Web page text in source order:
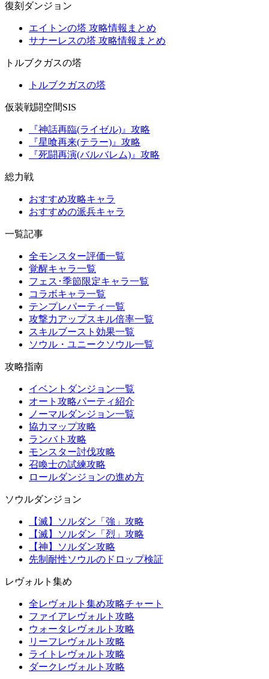
復刻ダンジョン
エイトンの塔 攻略情報まとめ
サナーレスの塔 攻略情報まとめ
トルブクガスの塔
トルブクガスの塔
仮装戦闘空間SIS
『神話再臨(ライゼル)』攻略
『星喰再来(テラー)』攻略
『死闘再演(バルバレム)』攻略
総力戦
おすすめ攻略キャラ
おすすめの派兵キャラ
一覧記事
全モンスター評価一覧
覚醒キャラ一覧
フェス･季節限定キャラ一覧
コラボキャラ一覧
テンプレパーティ一覧
攻撃力アップスキル倍率一覧
スキルブースト効果一覧
ソウル・ユニークソウル一覧
攻略指南
イベントダンジョン一覧
オート攻略パーティ紹介
ノーマルダンジョン一覧
協力マップ攻略
ランバト攻略
モンスター討伐攻略
召喚士の試練攻略
ロールダンジョンの進め方
ソウルダンジョン
【滅】ソルダン「強」攻略
【滅】ソルダン「烈」攻略
【神】ソルダン攻略
先制耐性ソウルのドロップ検証
レヴォルト集め
全レヴォルト集め攻略チャート
ファイアレヴォルト攻略
ウォータレヴォルト攻略
リーフレヴォルト攻略
ライトレヴォルト攻略
ダークレヴォルト攻略